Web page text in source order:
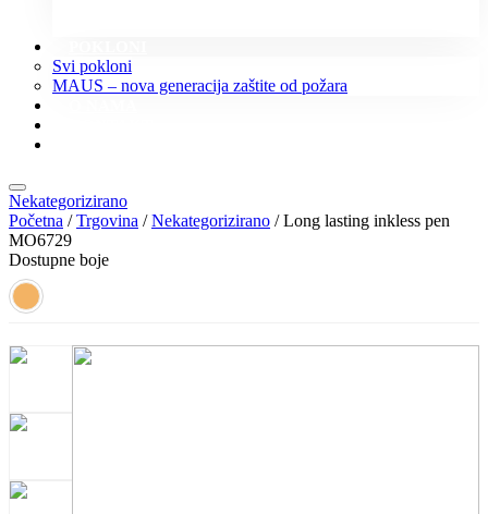
Svi pokloni
MAUS – nova generacija zaštite od požara
Nekategorizirano
Početna /Trgovina /Nekategorizirano / Long lasting inkless pen
MO6729
Dostupne boje